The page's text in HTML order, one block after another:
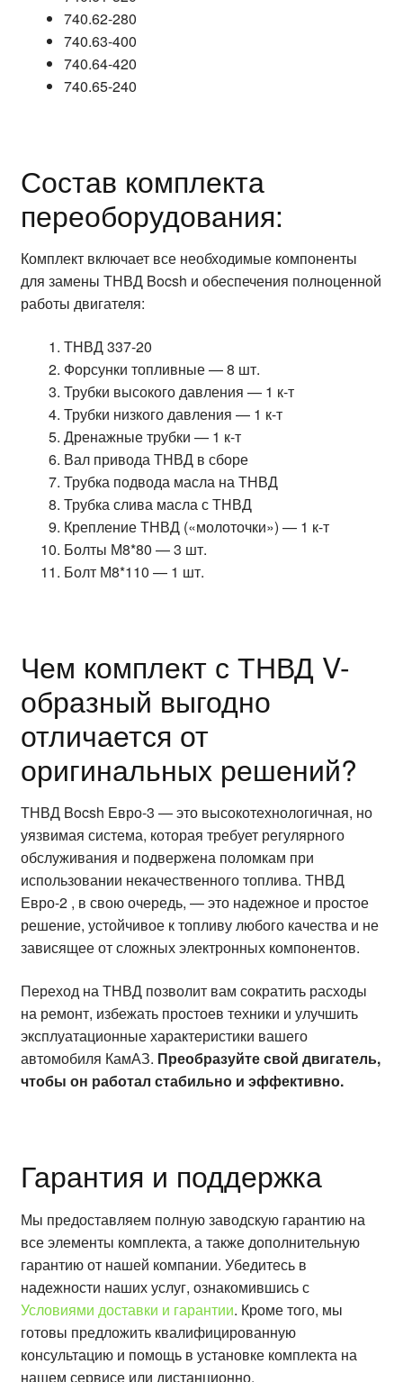
740.62-280
740.63-400
740.64-420
740.65-240
Состав комплекта
переоборудования:
Комплект включает все необходимые компоненты
для замены ТНВД Bocsh и обеспечения полноценной
работы двигателя:
ТНВД 337-20
Форсунки топливные — 8 шт.
Трубки высокого давления — 1 к-т
Трубки низкого давления — 1 к-т
Дренажные трубки — 1 к-т
Вал привода ТНВД в сборе
Трубка подвода масла на ТНВД
Трубка слива масла с ТНВД
Крепление ТНВД («молоточки») — 1 к-т
Болты М8*80 — 3 шт.
Болт М8*110 — 1 шт.
Чем комплект с ТНВД V-
образный выгодно
отличается от
оригинальных решений?
ТНВД Bocsh Евро-3 — это высокотехнологичная, но
уязвимая система, которая требует регулярного
обслуживания и подвержена поломкам при
использовании некачественного топлива. ТНВД
Евро-2 , в свою очередь, — это надежное и простое
решение, устойчивое к топливу любого качества и не
зависящее от сложных электронных компонентов.
Переход на ТНВД позволит вам сократить расходы
на ремонт, избежать простоев техники и улучшить
эксплуатационные характеристики вашего
автомобиля КамАЗ. Преобразуйте свой двигатель,
чтобы он работал стабильно и эффективно.
Гарантия и поддержка
Мы предоставляем полную заводскую гарантию на
все элементы комплекта, а также дополнительную
гарантию от нашей компании. Убедитесь в
надежности наших услуг, ознакомившись с
Условиями доставки и гарантии. Кроме того, мы
готовы предложить квалифицированную
консультацию и помощь в установке комплекта на
нашем сервисе или дистанционно.